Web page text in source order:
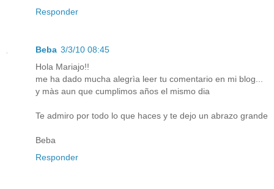
Responder
Beba 3/3/10 08:45
Hola Mariajo!!
me ha dado mucha alegrìa leer tu comentario en mi blog...
y màs aun que cumplimos años el mismo dia
Te admiro por todo lo que haces y te dejo un abrazo grande
Beba
Responder